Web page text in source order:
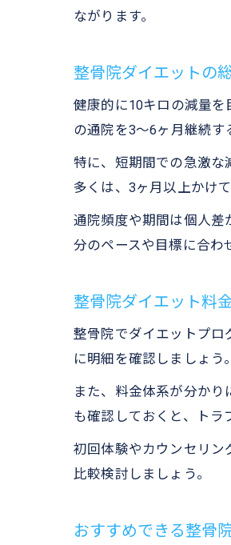
ながります。
整骨院ダイエットの
健康的に10キロの減量を
の通院を3～6ヶ月継続す
特に、短期間での急激な
多くは、3ヶ月以上かけ
通院頻度や期間は個人差
分のペースや目標に合わ
整骨院ダイエット料
整骨院でダイエットプロ
に明細を確認しましょう
また、料金体系が分か
も確認しておくと、トラ
初回体験やカウンセリン
比較検討しましょう。
おすすめできる整骨